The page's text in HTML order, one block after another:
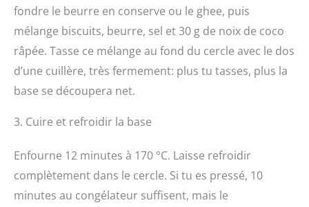
fondre le beurre en conserve ou le ghee, puis
mélange biscuits, beurre, sel et 30 g de noix de coco
râpée. Tasse ce mélange au fond du cercle avec le dos
d’une cuillère, très fermement: plus tu tasses, plus la
base se découpera net.
3. Cuire et refroidir la base
Enfourne 12 minutes à 170 °C. Laisse refroidir
complètement dans le cercle. Si tu es pressé, 10
minutes au congélateur suffisent, mais le